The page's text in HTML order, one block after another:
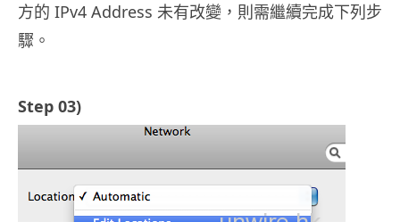
方的 IPv4 Address 未有改變，則需繼續完成下列步
驟。
Step 03)